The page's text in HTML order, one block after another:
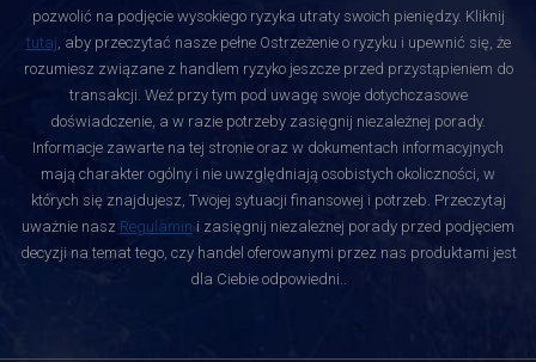
pozwolić na podjęcie wysokiego ryzyka utraty swoich pieniędzy. Kliknij
tutaj, aby przeczytać nasze pełne Ostrzeżenie o ryzyku i upewnić się, że
rozumiesz związane z handlem ryzyko jeszcze przed przystąpieniem do
transakcji. Weź przy tym pod uwagę swoje dotychczasowe
doświadczenie, a w razie potrzeby zasięgnij niezależnej porady.
Informacje zawarte na tej stronie oraz w dokumentach informacyjnych
mają charakter ogólny i nie uwzględniają osobistych okoliczności, w
których się znajdujesz, Twojej sytuacji finansowej i potrzeb. Przeczytaj
uważnie nasz Regulamin i zasięgnij niezależnej porady przed podjęciem
decyzji na temat tego, czy handel oferowanymi przez nas produktami jest
dla Ciebie odpowiedni..